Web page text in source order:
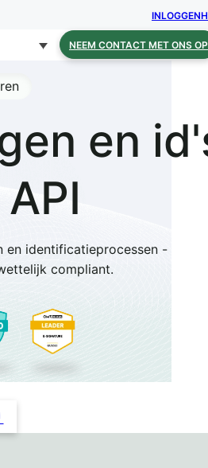
INLOGGEN
NEEM CONTACT MET ONS OP
en
en identificatieprocessen -
compliant.